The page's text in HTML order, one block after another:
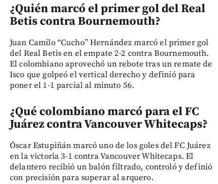
¿Quién marcó el primer gol del Real
Betis contra Bournemouth?
Juan Camilo “Cucho” Hernández marcó el primer gol
del Real Betis en el empate 2-2 contra Bournemouth.
El colombiano aprovechó un rebote tras un remate de
Isco que golpeó el vertical derecho y definió para
poner el 1-1 parcial al minuto 56.
¿Qué colombiano marcó para el FC
Juárez contra Vancouver Whitecaps?
Óscar Estupiñán marcó uno de los goles del FC Juárez
en la victoria 3-1 contra Vancouver Whitecaps. El
delantero recibió un balón filtrado, controló y definió
con precisión para superar al arquero.